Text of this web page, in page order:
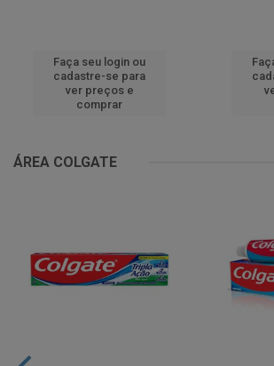
Faça seu login ou
cadastre-se para
ver preços e
comprar
ÁREA COLGATE